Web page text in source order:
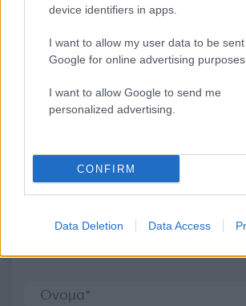
device identifiers in apps.
I want to allow my user data to be
Google for online advertising purposes.
I want to allow Google to send me
personalized advertising.
CONFIRM
Data Deletion Data Access
Σχόλια
Πώς η Πυροσβεστική
από την καταστροφική
φωτιά στην Αττικοβοιωτία
– Πάνω από 250 άτομα
απομακρύνθηκαν διά
θαλάσσης